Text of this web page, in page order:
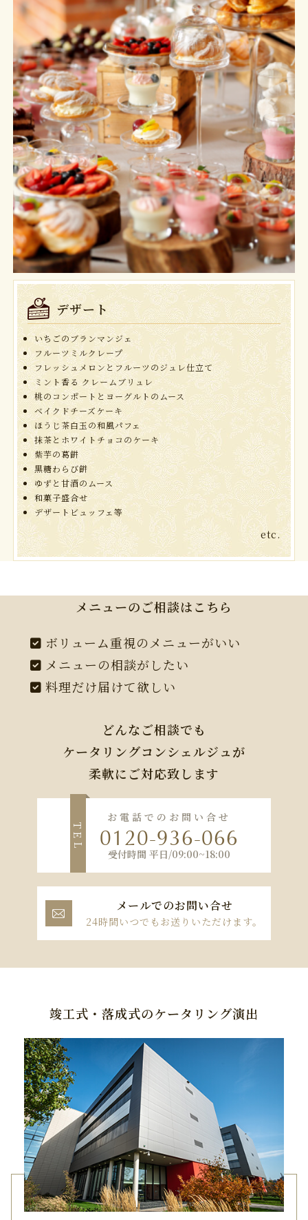
デザート
いちごのブランマンジェ
フルーツミルクレープ
フレッシュメロンとフルーツのジュレ仕立て
ミント香る クレームブリュレ
桃のコンポートとヨーグルトのムース
ベイクドチーズケーキ
ほうじ茶白玉の和風パフェ
抹茶とホワイトチョコのケーキ
紫芋の葛餅
黒糖わらび餅
ゆずと甘酒のムース
和菓子盛合せ
デザートビュッフェ等
etc.
メニューのご相談はこちら
ボリューム重視のメニューがいい
メニューの相談がしたい
料理だけ届けて欲しい
どんなご相談でも
ケータリングコンシェルジュが
柔軟にご対応致します
T
E
L
お電話でのお問い合せ
0120-936-066
受付時間 平日/09:00~18:00
 メールでのお問い合せ
24時間いつでもお送りいただけます。
竣工式・落成式のケータリング演出